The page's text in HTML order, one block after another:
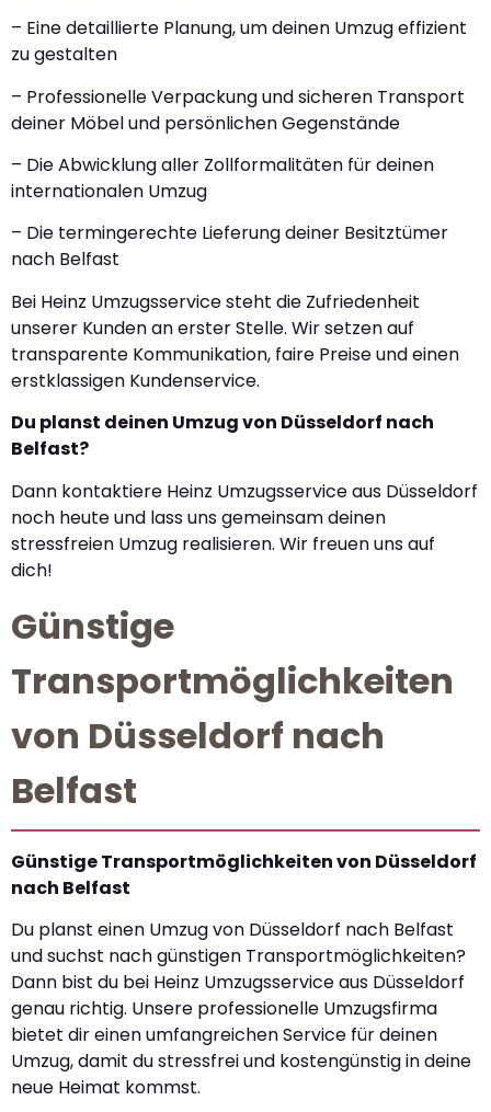
– Eine detaillierte Planung, um deinen Umzug effizient
zu gestalten
– Professionelle Verpackung und sicheren Transport
deiner Möbel und persönlichen Gegenstände
– Die Abwicklung aller Zollformalitäten für deinen
internationalen Umzug
– Die termingerechte Lieferung deiner Besitztümer
nach Belfast
Bei Heinz Umzugsservice steht die Zufriedenheit
unserer Kunden an erster Stelle. Wir setzen auf
transparente Kommunikation, faire Preise und einen
erstklassigen Kundenservice.
Du planst deinen Umzug von Düsseldorf nach
Belfast?
Dann kontaktiere Heinz Umzugsservice aus Düsseldorf
noch heute und lass uns gemeinsam deinen
stressfreien Umzug realisieren. Wir freuen uns auf
dich!
Günstige
Transportmöglichkeiten
von Düsseldorf nach
Belfast
Günstige Transportmöglichkeiten von Düsseldorf
nach Belfast
Du planst einen Umzug von Düsseldorf nach Belfast
und suchst nach günstigen Transportmöglichkeiten?
Dann bist du bei Heinz Umzugsservice aus Düsseldorf
genau richtig. Unsere professionelle Umzugsfirma
bietet dir einen umfangreichen Service für deinen
Umzug, damit du stressfrei und kostengünstig in deine
neue Heimat kommst.